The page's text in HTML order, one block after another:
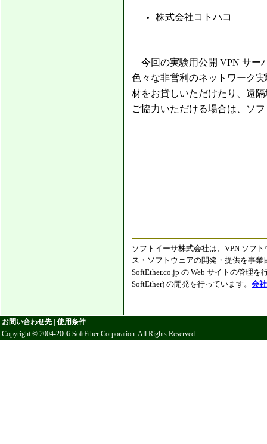
株式会社コトハコ
今回の実験用公開 VPN サー
色々な非営利のネットワーク
材をお貸しいただけたり、遠
ご協力いただける場合は、ソ
ソフトイーサ株式会社は、VPN ソフ
ス・ソフトウェアの開発・提供を事
SoftEther.co.jp の Web サイトの管理
SoftEther) の開発を行っています。 会
お問い合わせ先
使用条件
Copyright © 2004-2006 SoftEther Corporation. All Rights Reserved.